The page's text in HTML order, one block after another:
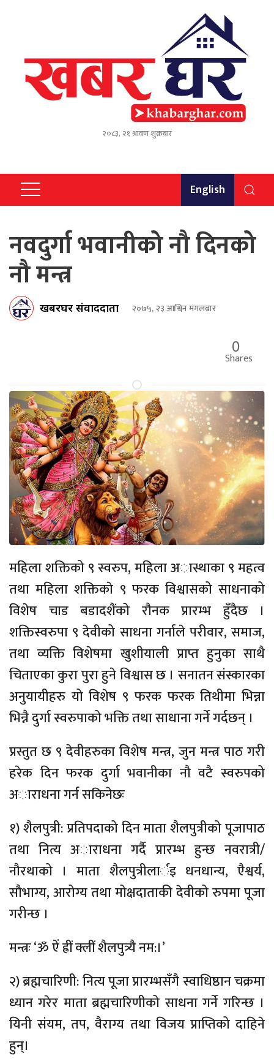
२०८३, २१ श्रावण शुक्रबार
English
नवदुर्गा भवानीको नौ दिनको
नौ मन्त्र
खबरघर संवाददाता २०७५, २३ आश्विन मंगलबार
0
Shares
महिला शक्तिको ९ स्वरुप, महिला अास्थाका ९ महत्व
तथा महिला शक्तिकाे ९ फरक विश्वासको साधनाको
विशेष चाड बडादशैंको रौनक प्रारम्भ हुँदैछ ।
शक्तिस्वरुपा ९ देवीको साधना गर्नाले परीवार, समाज,
तथा व्यक्ति विशेषमा खुशीयाली प्राप्त हुनुका साथै
चिताएका कुरा पुरा हुने विश्वास छ । सनातन संस्कारका
अनुयायीहरु यो विशेष ९ फरक फरक तिथीमा भिन्ना
भिन्नै दुर्गा स्वरुपाको भक्ति तथा साधाना गर्ने गर्दछन् ।
प्रस्तुत छ ९ देवीहरुका विशेष मन्त्र, जुन मन्त्र पाठ गरी
हरेक दिन फरक दुर्गा भवानीका नौ वटै स्वरुपको
अाराधना गर्न सकिनेछः
१) शैलपुत्री: प्रतिपदाको दिन माता शैलपुत्रीको पूजापाठ
तथा नित्य अाराधना गर्दै प्रारम्भ हुन्छ नवरात्री/
नौरथाको । माता शैलपुत्रीलार्इ धनधान्य, एैश्वर्य,
सौभाग्य, आरोग्य तथा मोक्षदाताकी देवीको रुपमा पूजा
गरीन्छ ।
मन्त्रः ‘ॐ ऐं ह्रीं क्लीं शैलपुत्र्यै नम:।’
२) ब्रह्मचारिणी: नित्य पूजा प्रारम्भसँगै स्वाधिष्ठान चक्रमा
ध्यान गरेर माता ब्रह्मचारिणीको साधना गर्ने गरिन्छ ।
यिनी संयम, तप, वैराग्य तथा विजय प्राप्तिको दाहिने
हुन्।